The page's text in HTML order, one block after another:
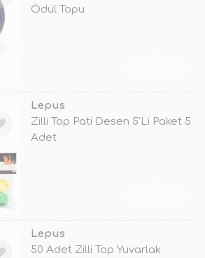
Ödül Topu
Lepus
Zilli Top Pati Desen 5'Li Paket 5
Adet
Lepus
50 Adet Zilli Top Yuvarlak